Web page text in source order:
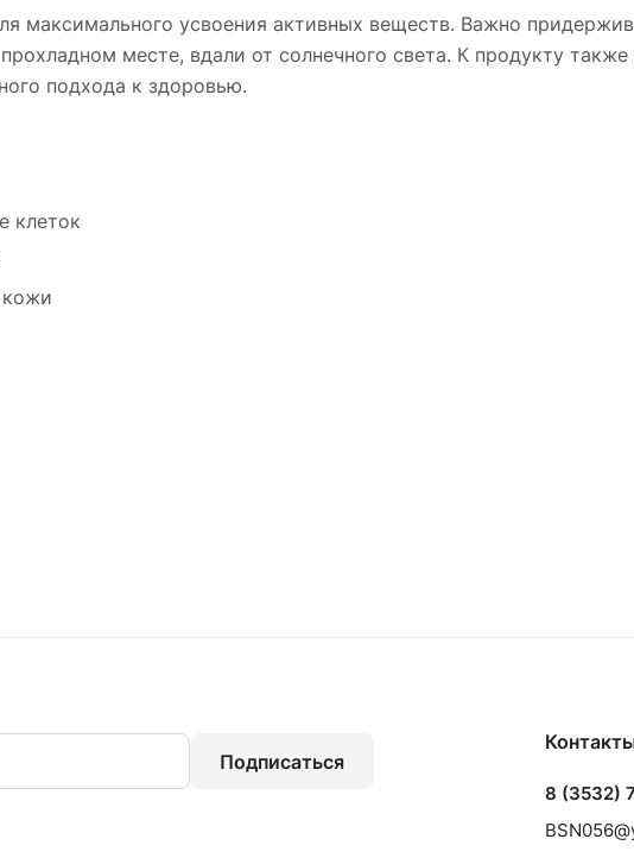
максимального усвоения активных веществ. Важно
месте, вдали от солнечного света. К продукту
подхода к здоровью.
клеток
кожи
Подписаться
8 (3532)